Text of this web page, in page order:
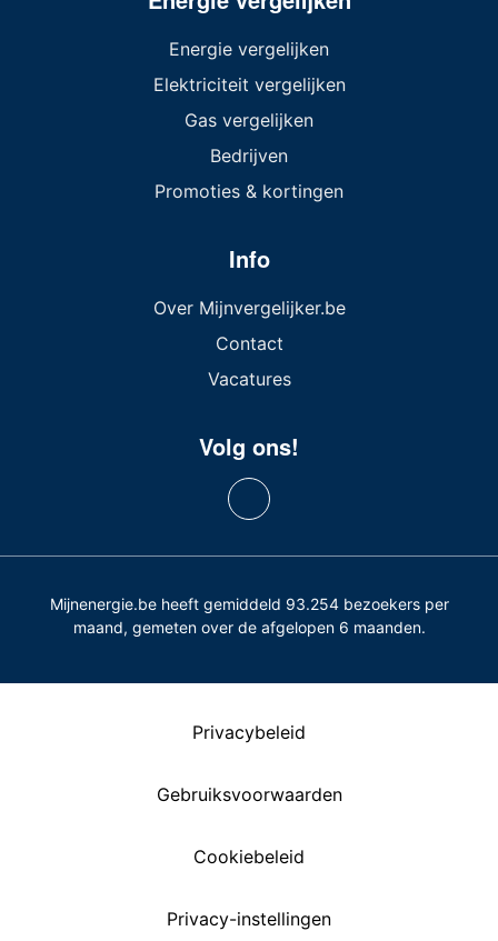
Energie vergelijken
Elektriciteit vergelijken
Gas vergelijken
Bedrijven
Promoties & kortingen
Info
Over Mijnvergelijker.be
Contact
Vacatures
Volg ons!
Mijnenergie.be heeft gemiddeld 93.254 bezoekers per
maand, gemeten over de afgelopen 6 maanden.
Privacybeleid
Gebruiksvoorwaarden
Cookiebeleid
Privacy-instellingen